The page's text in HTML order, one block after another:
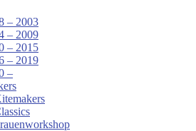
– 2003
– 2009
– 2015
– 2019
–